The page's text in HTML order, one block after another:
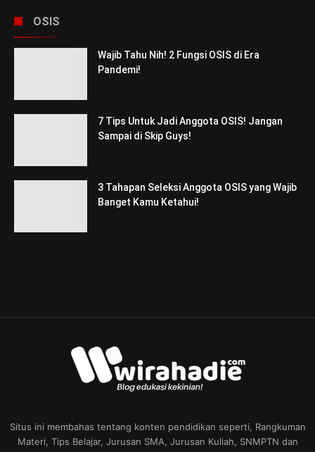
OSIS
Wajib Tahu Nih! 2 Fungsi OSIS di Era
Pandemi!
7 Tips Untuk Jadi Anggota OSIS! Jangan
Sampai di Skip Guys!
3 Tahapan Seleksi Anggota OSIS yang Wajib
Banget Kamu Ketahui!
Situs ini membahas tentang konten pendidikan seperti, Rangkuman
Materi, Tips Belajar, Jurusan SMA, Jurusan Kuliah, SNMPTN dan